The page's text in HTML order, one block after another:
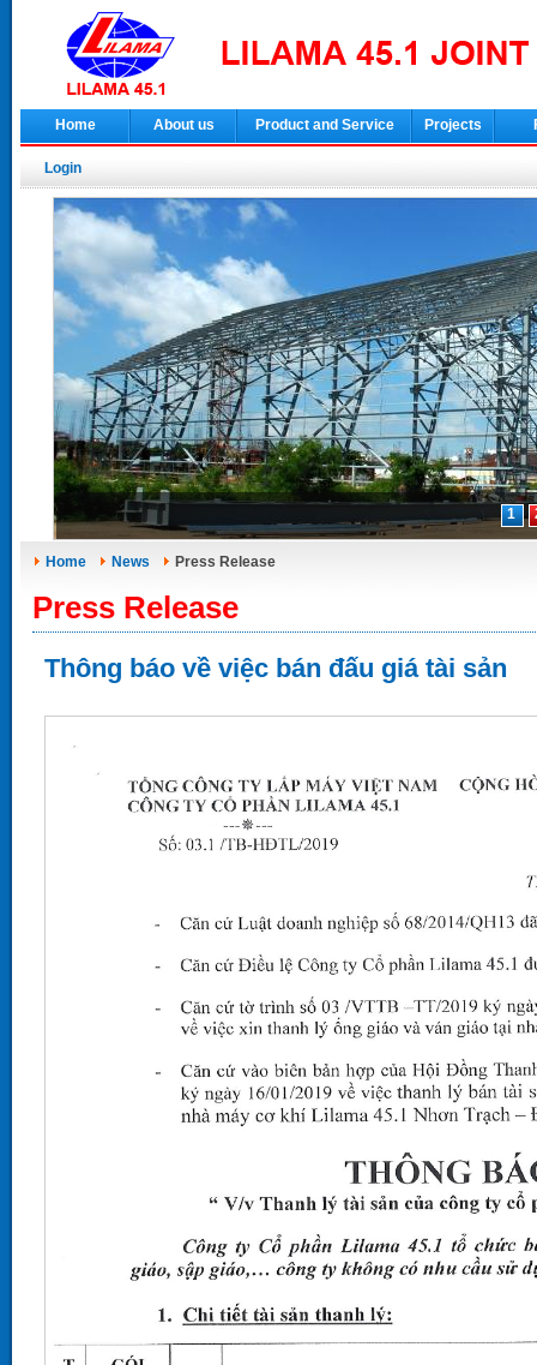
Home About us Product and Service Projects
Login
1
Home News Press Release
Press Release
Thông báo về việc bán đấu giá tài sản